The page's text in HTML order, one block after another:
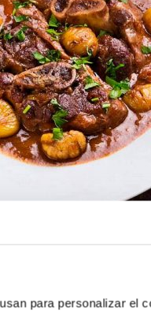
para personalizar el